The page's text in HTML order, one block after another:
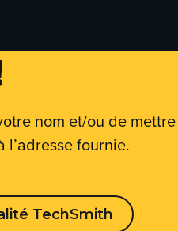
nom et/ou de
l’adresse fournie.
TechSmith